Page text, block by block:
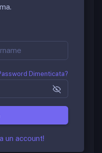
scansionata
esclusivamente
web di ogni regione
domande per più
Provincia autonoma.
da
i singoli bandi.
Mimini
Dimenticata?
un account!